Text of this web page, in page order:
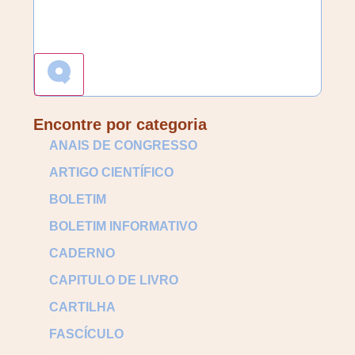
Encontre por categoria
ANAIS DE CONGRESSO
ARTIGO CIENTÍFICO
BOLETIM
BOLETIM INFORMATIVO
CADERNO
CAPITULO DE LIVRO
CARTILHA
FASCÍCULO